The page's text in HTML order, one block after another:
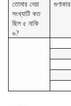
তোমার নেয়া
সংখ্যাটি কত
ছিল ৫ নাকি
৬?
গুণাকার